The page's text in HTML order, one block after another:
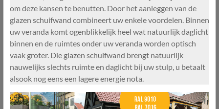
om deze kansen te benutten. Door het aanleggen van de
glazen schuifwand combineert uw enkele voordelen. Binnen
uw veranda komt ogenblikkelijk heel wat natuurlijk daglicht
binnen en de ruimtes onder uw veranda worden optisch
vaak groter. Die glazen schuifwand brengt natuurlijk
nauwelijks slechts ruimte en daglicht bij uw stulp, u betaalt
alsook nog eens een lagere energie nota.